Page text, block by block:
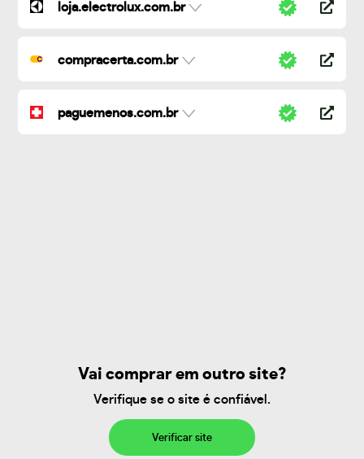
loja.electrolux.com.br
compracerta.com.br
paguemenos.com.br
Vai comprar em outro site?
Verifique se o site é confiável.
Verificar site